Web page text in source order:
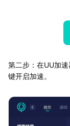
第二步：在UU加
键开启加速。